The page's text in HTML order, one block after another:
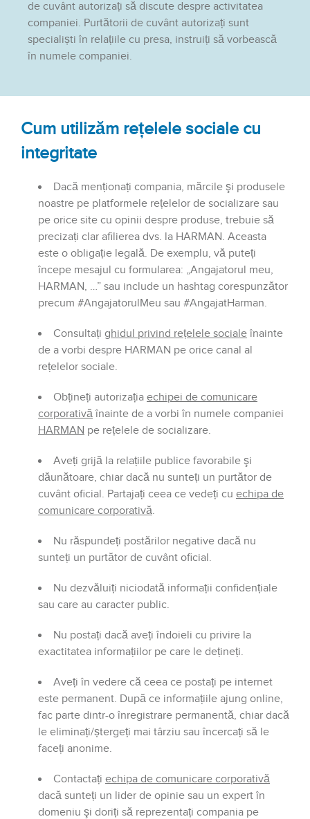
de cuvânt autorizați să discute despre activitatea
companiei. Purtătorii de cuvânt autorizați sunt
specialiști în relațiile cu presa, instruiți să vorbească
în numele companiei.
Cum utilizăm rețelele sociale cu
integritate
Dacă menționați compania, mărcile şi produsele
noastre pe platformele rețelelor de socializare sau
pe orice site cu opinii despre produse, trebuie să
precizați clar afilierea dvs. la HARMAN. Aceasta
este o obligație legală. De exemplu, vă puteți
începe mesajul cu formularea: „Angajatorul meu,
HARMAN, …” sau include un hashtag corespunzător
precum #AngajatorulMeu sau #AngajatHarman.
Consultați ghidul privind rețelele sociale înainte
de a vorbi despre HARMAN pe orice canal al
rețelelor sociale.
Obțineți autorizația echipei de comunicare
corporativă înainte de a vorbi în numele companiei
HARMAN pe rețelele de socializare.
Aveți grijă la relațiile publice favorabile şi
dăunătoare, chiar dacă nu sunteți un purtător de
cuvânt oficial. Partajați ceea ce vedeți cu echipa de
comunicare corporativă.
Nu răspundeți postărilor negative dacă nu
sunteți un purtător de cuvânt oficial.
Nu dezvăluiți niciodată informații confidențiale
sau care au caracter public.
Nu postați dacă aveți îndoieli cu privire la
exactitatea informațiilor pe care le dețineți.
Aveți în vedere că ceea ce postați pe internet
este permanent. După ce informațiile ajung online,
fac parte dintr-o înregistrare permanentă, chiar dacă
le eliminați/ștergeți mai târziu sau încercați să le
faceți anonime.
Contactați echipa de comunicare corporativă
dacă sunteți un lider de opinie sau un expert în
domeniu şi doriți să reprezentați compania pe